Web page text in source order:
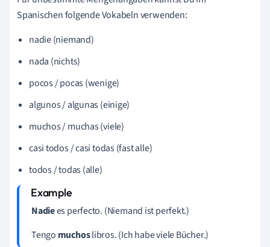
Spanischen folgende Vokabeln verwenden:
nadie (niemand)
nada (nichts)
pocos / pocas (wenige)
algunos / algunas (einige)
muchos / muchas (viele)
casi todos / casi todas (fast alle)
todos / todas (alle)
Nadiees perfecto. (Niemand ist perfekt.)
Tengo muchoslibros. (Ich habe viele Bücher.)